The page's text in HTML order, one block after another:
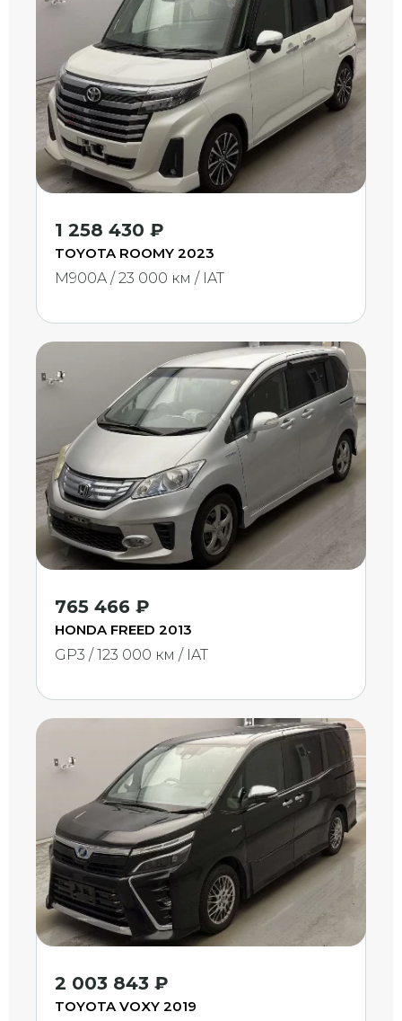
1 258 430 ₽
TOYOTA ROOMY 2023
M900A / 23 000 км / IAT
765 466 ₽
HONDA FREED 2013
GP3 / 123 000 км / IAT
2 003 843 ₽
TOYOTA VOXY 2019